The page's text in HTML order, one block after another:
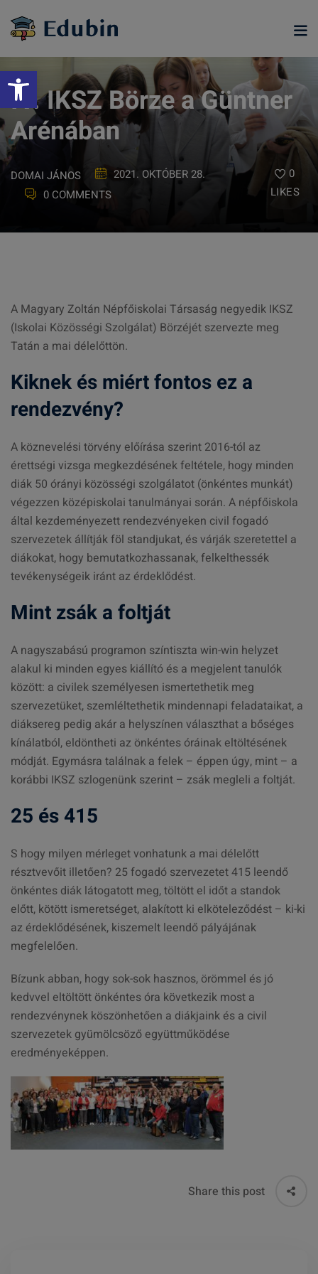
Eszköztár megnyitása
content
IV. IKSZ Börze a Güntner
Arénában
DOMAI JÁNOS
2021. OKTÓBER 28.
0 COMMENTS
0
LIKES
A Magyary Zoltán Népfőiskolai Társaság negyedik IKSZ
(Iskolai Közösségi Szolgálat) Börzéjét szervezte meg
Tatán a mai délelőttön.
Kiknek és miért fontos ez a
rendezvény?
A köznevelési törvény előírása szerint 2016-tól az
érettségi vizsga megkezdésének feltétele, hogy minden
diák 50 órányi közösségi szolgálatot (önkéntes munkát)
végezzen középiskolai tanulmányai során. A népfőiskola
által kezdeményezett rendezvényeken civil fogadó
szervezetek állítják föl standjukat, és várják szeretettel a
diákokat, hogy bemutatkozhassanak, felkelthessék
tevékenységeik iránt az érdeklődést.
Mint zsák a foltját
A nagyszabású programon színtiszta win-win helyzet
alakul ki minden egyes kiállító és a megjelent tanulók
között: a civilek személyesen ismertethetik meg
szervezetüket, szemléltethetik mindennapi feladataikat, a
diáksereg pedig akár a helyszínen választhat a bőséges
kínálatból, eldöntheti az önkéntes óráinak eltöltésének
módját. Egymásra találnak a felek – éppen úgy, mint – a
korábbi IKSZ szlogenünk szerint – zsák megleli a foltját.
25 és 415
S hogy milyen mérleget vonhatunk a mai délelőtt
résztvevőit illetően? 25 fogadó szervezetet 415 leendő
önkéntes diák látogatott meg, töltött el időt a standok
előtt, kötött ismeretséget, alakított ki elköteleződést – ki-ki
az érdeklődésének, kiszemelt leendő pályájának
megfelelően.
Bízunk abban, hogy sok-sok hasznos, örömmel és jó
kedvvel eltöltött önkéntes óra következik most a
rendezvénynek köszönhetően a diákjaink és a civil
szervezetek gyümölcsöző együttműködése
eredményeképpen.
Share this post